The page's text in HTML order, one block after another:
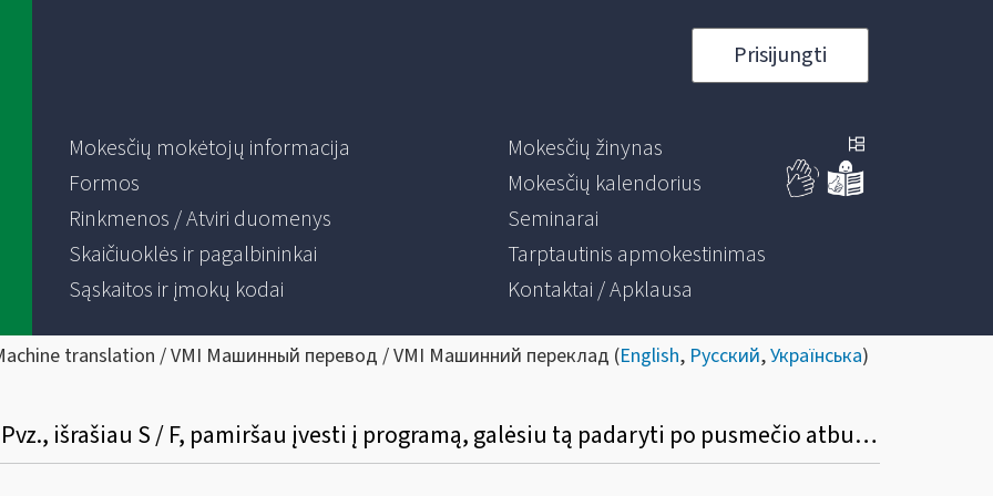
Prisijungti
Mokesčių mokėtojų informacija
Formos
Rinkmenos / Atviri duomenys
Skaičiuoklės ir pagalbininkai
Sąskaitos ir įmokų kodai
Mokesčių žinynas
Mokesčių kalendorius
Seminarai
Tarptautinis apmokestinimas
Kontaktai / Apklausa
translation / VMI Машинный перевод / VMI Машинний переклад (English, Русский,Українська)
Ar bus nustatytas datos apribojimas? Pvz., išrašiau S / F, pamiršau įvesti į programą, galėsiu tą padaryti po pusmečio atbuline data?